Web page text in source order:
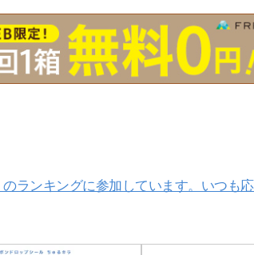
ランキングに参加しています。いつも